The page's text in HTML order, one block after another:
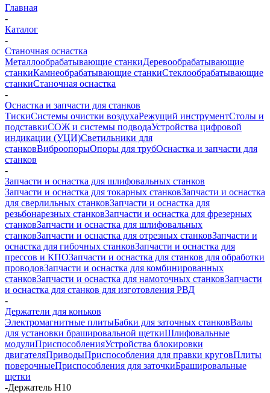
Главная
-
Каталог
-
Станочная оснастка
Металлообрабатывающие станкиДеревообрабатывающие
станкиКамнеобрабатывающие станкиСтеклообрабатывающие
станкиСтаночная оснастка
-
Оснастка и запчасти для станков
ТискиСистемы очистки воздухаРежущий инструментСтолы и
подставкиСОЖ и системы подводаУстройства цифровой
индикации (УЦИ)Светильники для
станковВиброопорыОпоры для трубОснастка и запчасти для
станков
-
Запчасти и оснастка для шлифовальных станков
Запчасти и оснастка для токарных станковЗапчасти и оснастка
для сверлильных станковЗапчасти и оснастка для
резьбонарезных станковЗапчасти и оснастка для фрезерных
станковЗапчасти и оснастка для шлифовальных
станковЗапчасти и оснастка для отрезных станковЗапчасти и
оснастка для гибочных станковЗапчасти и оснастка для
прессов и КПОЗапчасти и оснастка для станков для обработки
проводовЗапчасти и оснастка для комбинированных
станковЗапчасти и оснастка для намоточных станковЗапчасти
и оснастка для станков для изготовления РВД
-
Держатели для коньков
Электромагнитные плитыБабки для заточных станковВалы
для установки брашировальной щеткиШлифовальные
модулиПриспособленияУстройства блокировки
двигателяПриводыПриспособления для правки круговПлиты
поверочныеПриспособления для заточкиБрашировальные
щетки
-Держатель Н10